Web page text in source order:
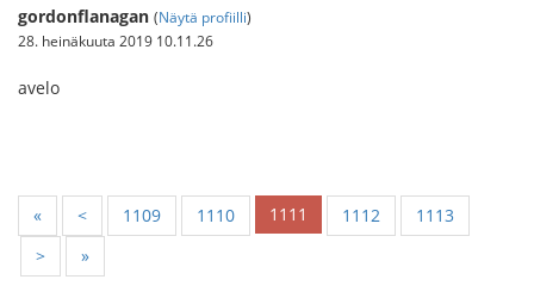
gordonflanagan (Näytä profiilli)
28. heinäkuuta 2019 10.11.26
avelo
« < 1109 1110 1111 1112
1113
>
»